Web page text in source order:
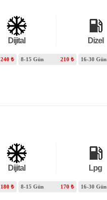
Dijital Dizel
240 ₺ 8-15 Gün 210 ₺ 16-30 Gün
Dijital Lpg
180 ₺ 8-15 Gün 170 ₺ 16-30 Gün